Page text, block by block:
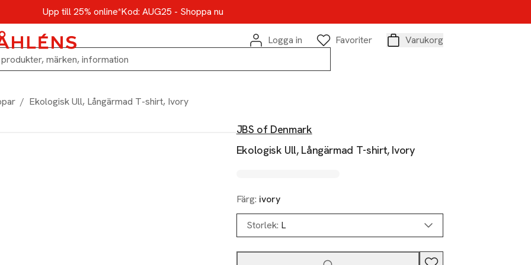
Upp till 25% online*Kod: AUG25 - Shoppa nu
Logga in
Favoriter
Varukorg
/ Ekologisk Ull, Långärmad T-shirt, Ivory
JBS of Denmark
Ekologisk Ull, Långärmad T-shirt, Ivory
Färg: ivory
Storlek: L